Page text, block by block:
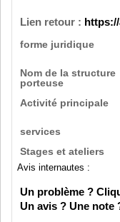
Lien retour :
forme juridique
Nom de la structure
porteuse
Activité principale
services
Stages et ateliers
Avis internautes :
Un problème ?
Un avis ? Une note